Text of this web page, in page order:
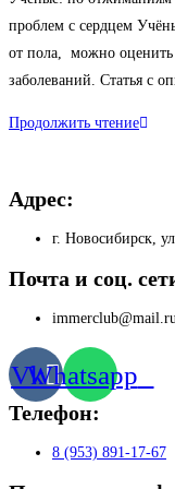
проблем с сердцем
от пола, можно оценить
заболеваний. Статья с
Продолжить чтение
Адрес:
г. Новосибирск,
Почта и соц.
VkWhatsapp
Телефон:
8 (953) 891-17-67